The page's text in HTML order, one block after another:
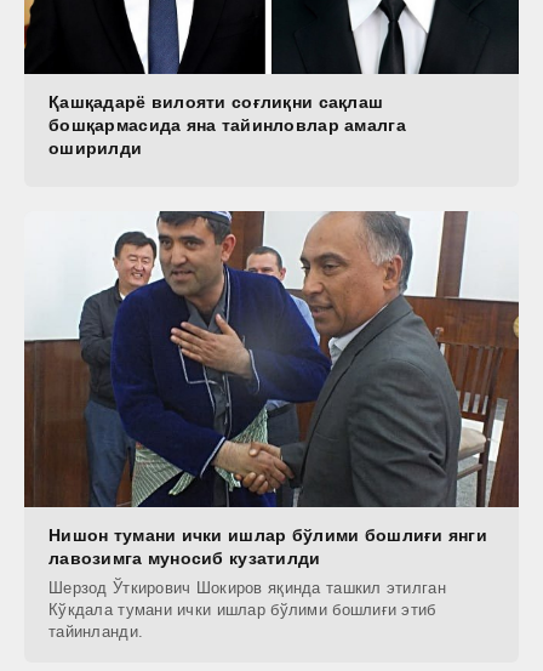
Қашқадарё вилояти соғлиқни сақлаш
бошқармасида яна тайинловлар амалга
оширилди
Нишон тумани ички ишлар бўлими бошлиғи янги
лавозимга муносиб кузатилди
Шерзод Ўткирович Шокиров яқинда ташкил этилган
Кўкдала тумани ички ишлар бўлими бошлиғи этиб
тайинланди.